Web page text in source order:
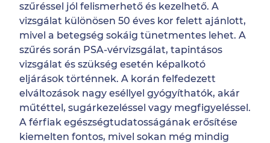
szűréssel jól felismerhető és kezelhető. A
vizsgálat különösen 50 éves kor felett ajánlott,
mivel a betegség sokáig tünetmentes lehet. A
szűrés során PSA-vérvizsgálat, tapintásos
vizsgálat és szükség esetén képalkotó
eljárások történnek. A korán felfedezett
elváltozások nagy eséllyel gyógyíthatók, akár
műtéttel, sugárkezeléssel vagy megfigyeléssel.
A férfiak egészségtudatosságának erősítése
kiemelten fontos, mivel sokan még mindig